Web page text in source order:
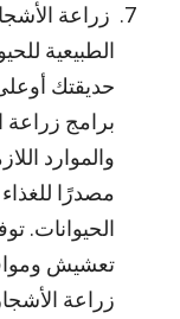
زراعة
الطبيعية
حديقتك
برامج زراعة
والموارد
مصدرًا
الحيوانات.
تعشيش
زراعة